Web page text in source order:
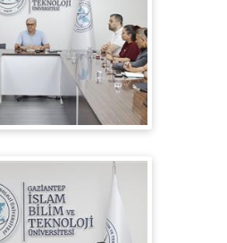
ve Akreditasyon
Devam Ediyor